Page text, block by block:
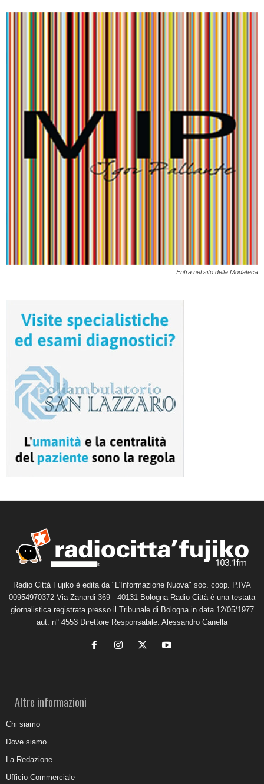
Entra nel sito della Modateca
Radio Città Fujiko è edita da "L'Informazione Nuova" soc. coop. P.IVA
00954970372 Via Zanardi 369 - 40131 Bologna Radio Città è una testata
giornalistica registrata presso il Tribunale di Bologna in data 12/05/1977
aut. n° 4553 Direttore Responsabile: Alessandro Canella
Altre informazioni
Chi siamo
Dove siamo
La Redazione
Ufficio Commerciale